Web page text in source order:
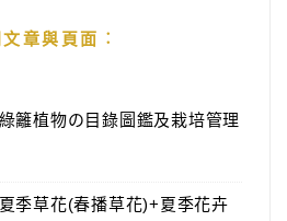
章與頁面︰
籬植物の目錄圖鑑及栽培管理
季草花(春播草花)+夏季花卉